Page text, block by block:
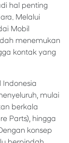
hal penting
Melalui
Mobil
menemukan
kontak yang
mulai
berkala
Parts), hingga
konsep